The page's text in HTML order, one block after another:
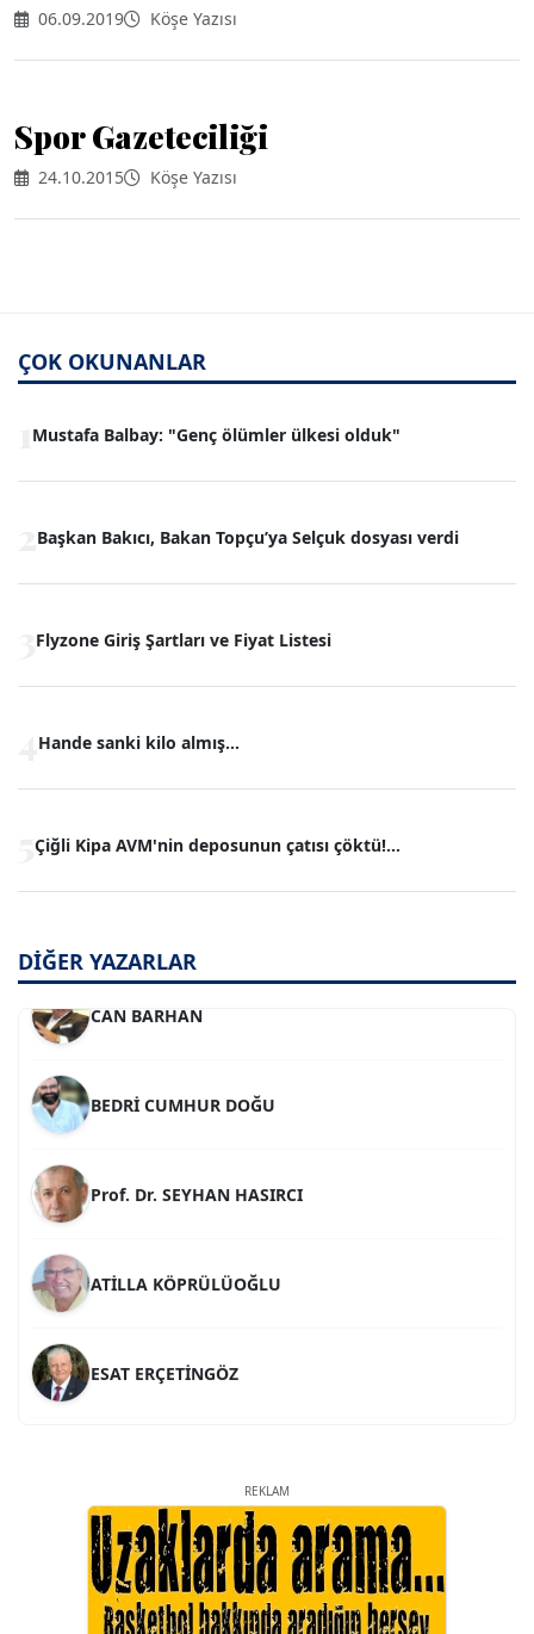
06.09.2019 Köşe Yazısı
Spor Gazeteciliği
24.10.2015 Köşe Yazısı
ÇOK OKUNANLAR
Mustafa Balbay: "Genç ölümler ülkesi olduk"
Başkan Bakıcı, Bakan Topçu’ya Selçuk dosyası verdi
Flyzone Giriş Şartları ve Fiyat Listesi
Hande sanki kilo almış...
Çiğli Kipa AVM'nin deposunun çatısı çöktü!...
DİĞER YAZARLAR
AVNİ ERBOY
ERDOGAN ARIPINAR
MERT ERBOY
CAN BARHAN
A. BAHRİ VRESKALA
SİNAN GENÇ
REKLAM